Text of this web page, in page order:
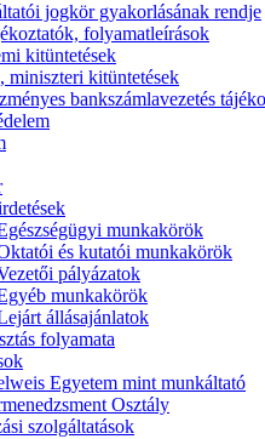
jogkör gyakorlásának rendje
folyamatleírások
kitüntetések
miniszteri kitüntetések
bankszámlavezetés
munkakörök
és kutatói munkakörök
pályázatok
munkakörök
állásajánlatok
folyamata
Egyetem mint munkáltató
Osztály
szolgáltatások